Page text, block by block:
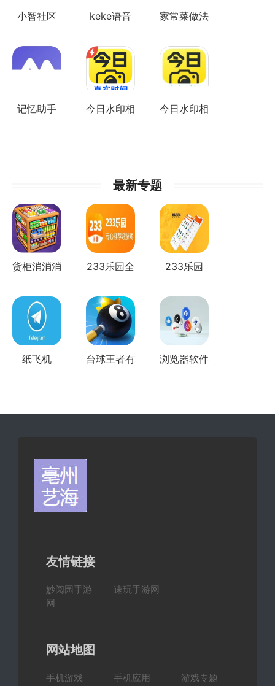
小智社区 keke语音
家常菜做法
记忆助手
今日水印相
今日水印相
最新专题
货柜消消消
233乐园全
233乐园
纸飞机
台球王者有
浏览器软件
友情链接
妙阅园手游
网
速玩手游网
网站地图
手机游戏 手机应用 游戏专题